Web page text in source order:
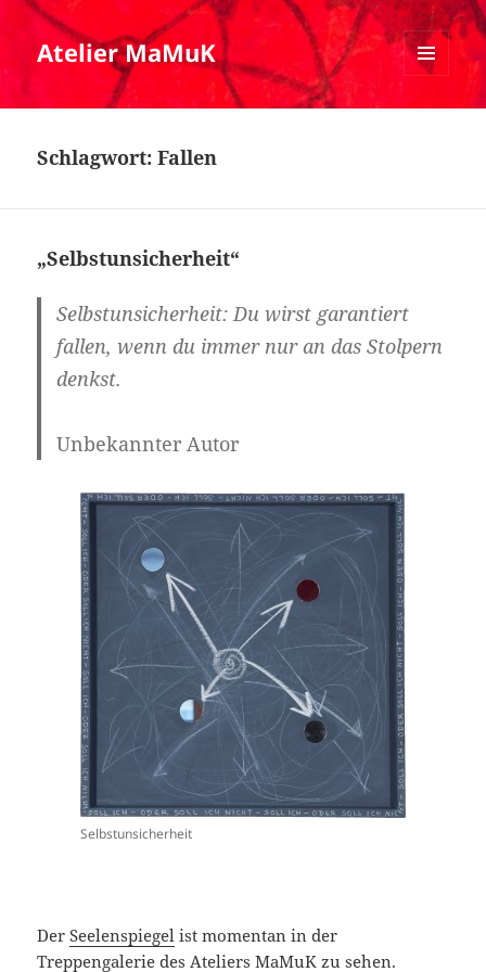
Atelier MaMuK
Schlagwort:Fallen
„Selbstunsicherheit“
Selbstunsicherheit: Du wirst garantiert
fallen, wenn du immer nur an das Stolpern
denkst.
Unbekannter Autor
Selbstunsicherheit
DerSeelenspiegel ist momentan in der
Treppengalerie des Ateliers MaMuK zu sehen.